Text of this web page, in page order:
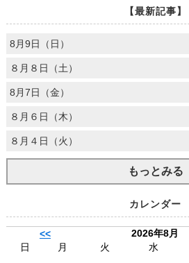
【最新記事】
8月9日（日）
８月８日（土）
8月7日（金）
８月６日（木）
８月４日（火）
もっとみる
カレンダー
<<
2026年8月
日
月 火 水